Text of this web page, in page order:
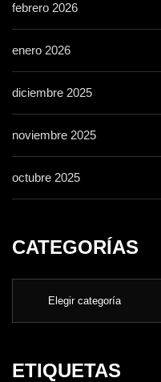
febrero 2026
enero 2026
diciembre 2025
noviembre 2025
octubre 2025
CATEGORÍAS
ETIQUETAS